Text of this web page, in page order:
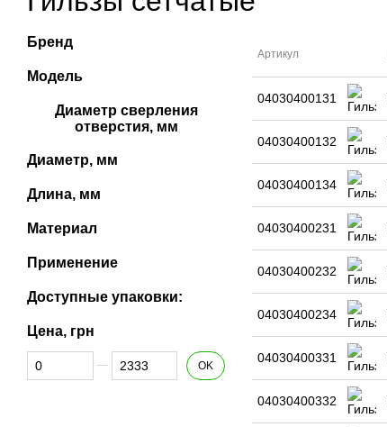
Артикул
04030400131
04030400132
04030400134
04030400231
04030400232
04030400234
04030400331
04030400332
Бренд
Модель
Диаметр сверления
отверстия, мм
Диаметр, мм
Длина, мм
Материал
Применение
Доступные упаковки:
Цена, грн
От Цена, грн
До Цена, грн OK